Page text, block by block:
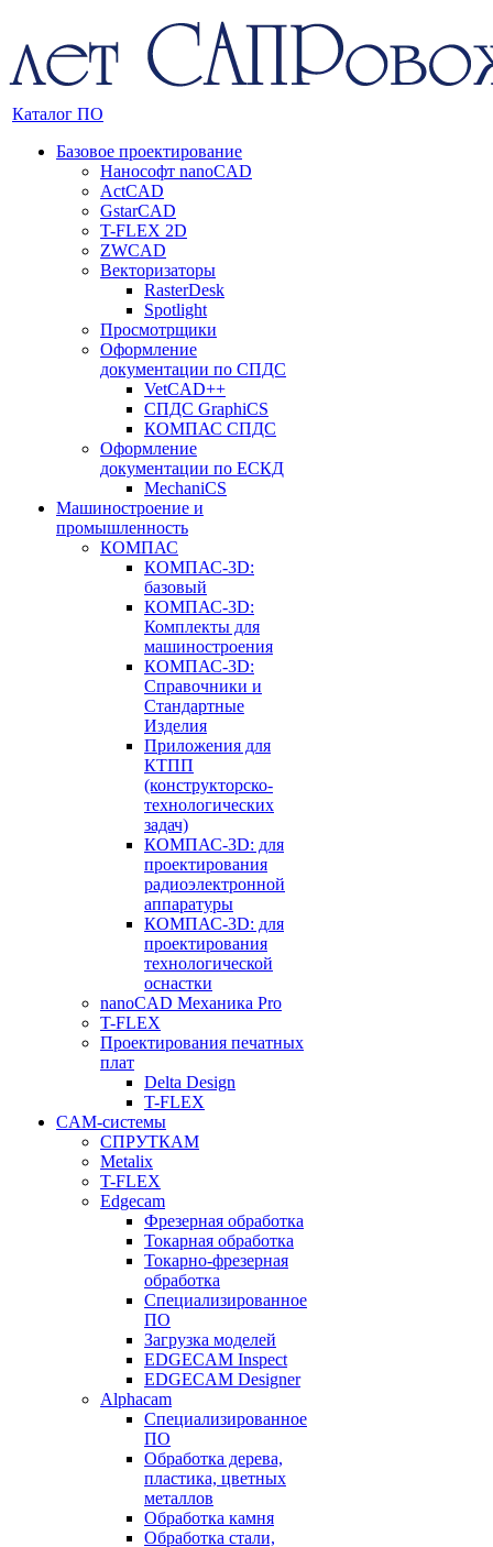
Каталог ПО
Базовое проектирование
Нанософт nanoCAD
ActCAD
GstarCAD
T-FLEX 2D
ZWCAD
Векторизаторы
RasterDesk
Spotlight
Просмотрщики
Оформление
документации по СПДС
VetCAD++
СПДС GraphiCS
КОМПАС СПДС
Оформление
документации по ЕСКД
MechaniCS
Машиностроение и
промышленность
КОМПАС
КОМПАС-3D:
базовый
КОМПАС-3D:
Комплекты для
машиностроения
КОМПАС-3D:
Справочники и
Стандартные
Изделия
Приложения для
КТПП
(конструкторско-
технологических
задач)
КОМПАС-3D: для
проектирования
радиоэлектронной
аппаратуры
КОМПАС-3D: для
проектирования
технологической
оснастки
nanoCAD Механика Pro
T-FLEX
Проектирования печатных
плат
Delta Design
T-FLEX
CAM-системы
СПРУТКAM
Metalix
T-FLEX
Edgecam
Фрезерная обработка
Токарная обработка
Токарно-фрезерная
обработка
Специализированное
ПО
Загрузка моделей
EDGECAM Inspect
EDGECAM Designer
Alphacam
Специализированное
ПО
Обработка дерева,
пластика, цветных
металлов
Обработка камня
Обработка стали,